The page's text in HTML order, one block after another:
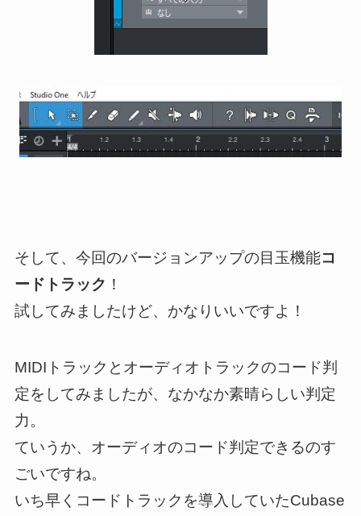
そして、今回のバージョンアップの目玉機能コ
ードトラック ！
試してみましたけど、かなりいいですよ！
MIDIトラックとオーディオトラックのコード判
定をしてみましたが、なかなか素晴らしい判定
力。
ていうか、オーディオのコード判定できるのす
ごいですね。
いち早くコードトラックを導入していたCubase